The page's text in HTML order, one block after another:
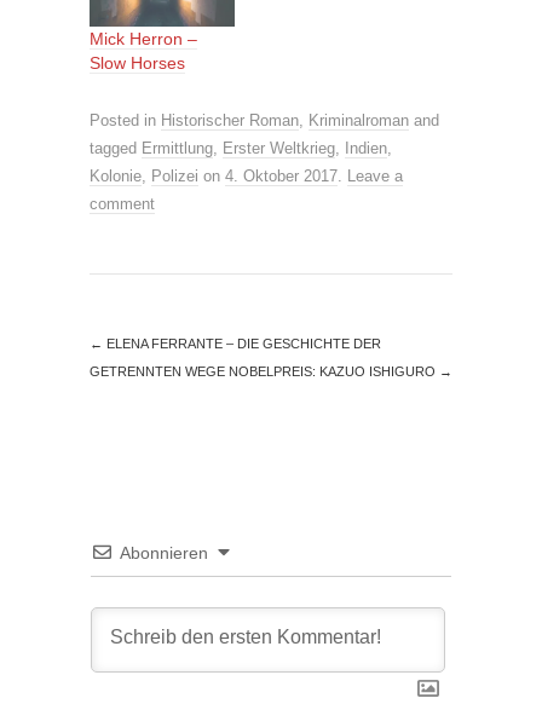
Mick Herron –
Slow Horses
Posted in Historischer Roman, Kriminalroman and
tagged Ermittlung, Erster Weltkrieg, Indien,
Kolonie, Polizei on 4. Oktober 2017. Leave a
comment
← ELENA FERRANTE – DIE GESCHICHTE DER
GETRENNTEN WEGE NOBELPREIS: KAZUO ISHIGURO →
Abonnieren